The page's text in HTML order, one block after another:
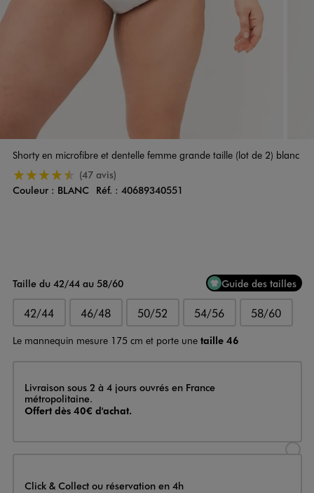
Shorty en microfibre et dentelle femme grande taille (lot de 2) blanc
4.5/5 de moyenne
(47 avis)
Couleur
Couleur : BLANC Réf. : 40689340551
Taille du 42/44 au 58/60 Guide des tailles
42/44 46/48 50/52 54/56 58/60
Le mannequin mesure 175 cm et porte une taille 46
Livraison
Livraison sous 2 à 4 jours ouvrés en France
métropolitaine.
Offert dès 40€ d'achat.
Click & Collect ou réservation en 4h